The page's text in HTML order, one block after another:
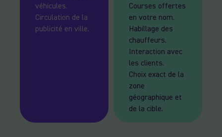
véhicules.
Circulation de la
publicité en ville.
Courses offertes
en votre nom.
Habillage des
chauffeurs.
Interaction avec
les clients.
Choix exact de la
zone
géographique et
de la cible.